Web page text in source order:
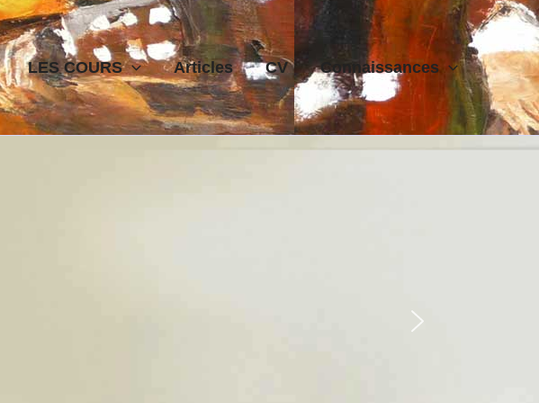
LES COURS Articles CV Connaissances